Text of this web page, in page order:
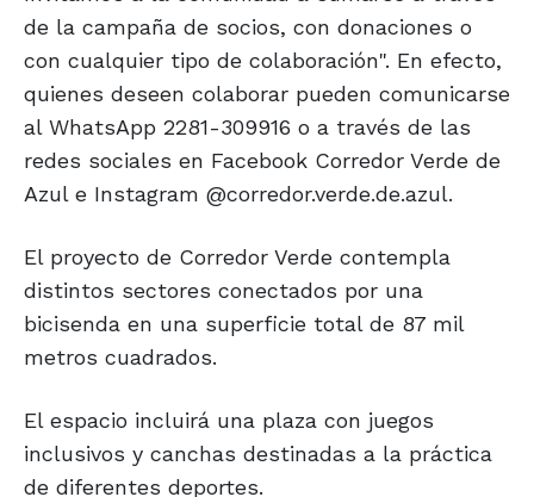
de la campaña de socios, con donaciones o
con cualquier tipo de colaboración". En efecto,
quienes deseen colaborar pueden comunicarse
al WhatsApp 2281-309916 o a través de las
redes sociales en Facebook Corredor Verde de
Azul e Instagram @corredor.verde.de.azul.
El proyecto de Corredor Verde contempla
distintos sectores conectados por una
bicisenda en una superficie total de 87 mil
metros cuadrados.
El espacio incluirá una plaza con juegos
inclusivos y canchas destinadas a la práctica
de diferentes deportes.